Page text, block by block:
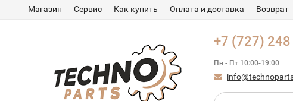
Магазин Сервис Как купить Оплата и доставка Возврат
+7 (727)
Пн - Пт 10:00-19:00